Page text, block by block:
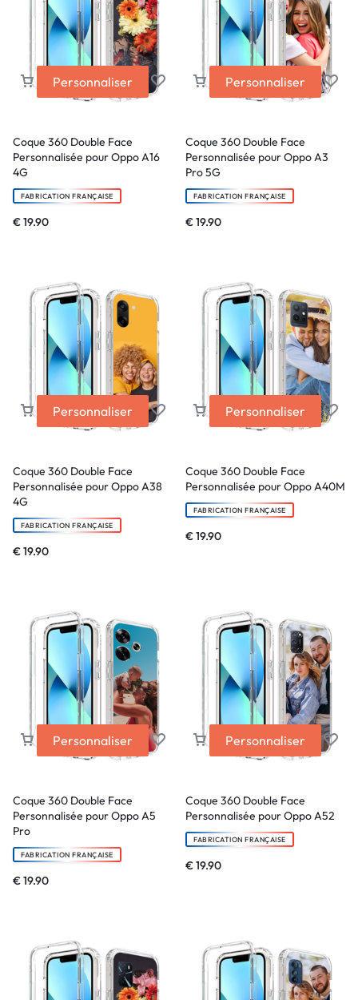
Personnaliser
Coque 360 Double Face
Personnalisée pour Oppo A16
4G
FABRICATION FRANÇAISE
€19.90
Personnaliser
Coque 360 Double Face
Personnalisée pour Oppo A3
Pro 5G
FABRICATION FRANÇAISE
€19.90
Personnaliser
Coque 360 Double Face
Personnalisée pour Oppo A38
4G
FABRICATION FRANÇAISE
€19.90
Personnaliser
Coque 360 Double Face
Personnalisée pour Oppo A40M
FABRICATION FRANÇAISE
€19.90
Personnaliser
Coque 360 Double Face
Personnalisée pour Oppo A5
Pro
FABRICATION FRANÇAISE
€19.90
Personnaliser
Coque 360 Double Face
Personnalisée pour Oppo A52
FABRICATION FRANÇAISE
€19.90